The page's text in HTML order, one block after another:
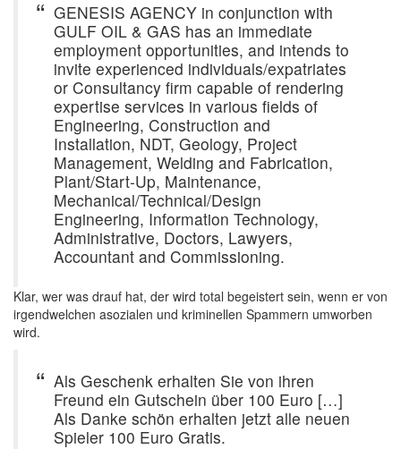
GENESIS AGENCY in conjunction with
GULF OIL & GAS has an immediate
employment opportunities, and intends to
invite experienced individuals/expatriates
or Consultancy firm capable of rendering
expertise services in various fields of
Engineering, Construction and
Installation, NDT, Geology, Project
Management, Welding and Fabrication,
Plant/Start-Up, Maintenance,
Mechanical/Technical/Design
Engineering, Information Technology,
Administrative, Doctors, Lawyers,
Accountant and Commissioning.
Klar, wer was drauf hat, der wird total begeistert sein, wenn er von
irgendwelchen asozialen und kriminellen Spammern umworben
wird.
Als Geschenk erhalten Sie von ihren
Freund ein Gutschein über 100 Euro […]
Als Danke schön erhalten jetzt alle neuen
Spieler 100 Euro Gratis.